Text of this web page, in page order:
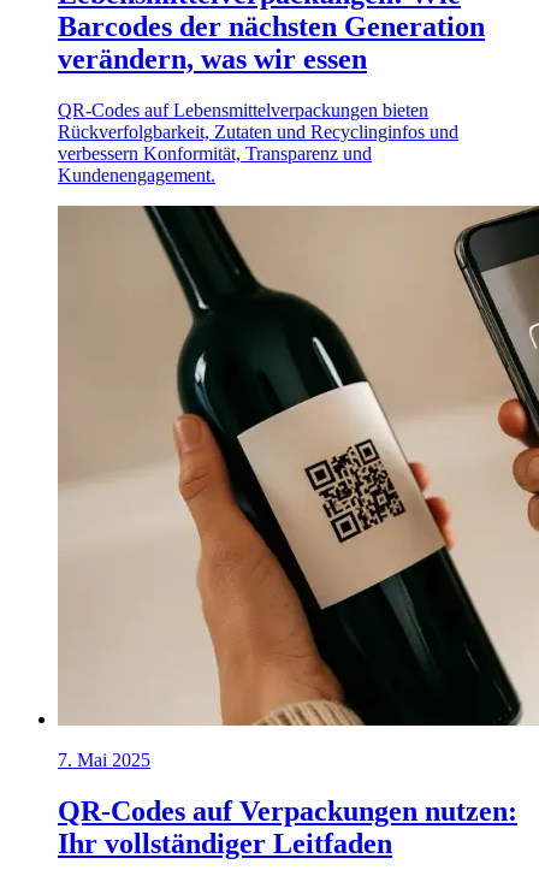
Barcodes der nächsten Generation
verändern, was wir essen
QR-Codes auf Lebensmittelverpackungen bieten
Rückverfolgbarkeit, Zutaten und Recyclinginfos und
verbessern Konformität, Transparenz und
Kundenengagement.
7. Mai 2025
QR-Codes auf Verpackungen nutzen:
Ihr vollständiger Leitfaden